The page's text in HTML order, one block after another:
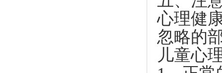
心理健
忽略的
儿童心